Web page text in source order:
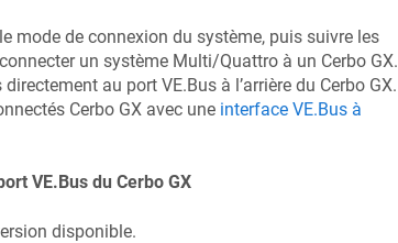
mode de connexion du système, puis suivre les
un système Multi/Quattro à un Cerbo GX.
au port VE.Bus à l’arrière du Cerbo GX.
Cerbo GXavec une interface VE.Bus à
VE.Bus du Cerbo GX
disponible.